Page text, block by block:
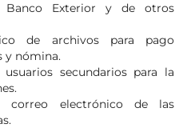
Banco Exterior y de otros
de archivos para pago
y nómina.
secundarios para la
correo electrónico de las